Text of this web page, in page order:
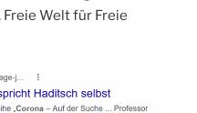
Welt für Freie